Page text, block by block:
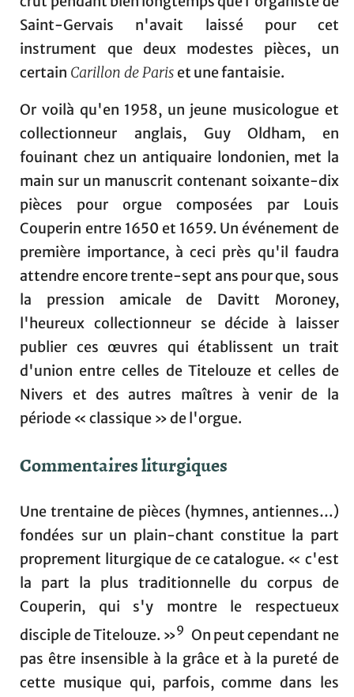
Saint-Gervais n'avait laissé pour cet
instrument que deux modestes pièces, un
certain Carillon de Paris et une fantaisie.
Or voilà qu'en 1958, un jeune musicologue et
collectionneur anglais, Guy Oldham, en
fouinant chez un antiquaire londonien, met la
main sur un manuscrit contenant soixante-dix
pièces pour orgue composées par Louis
Couperin entre 1650 et 1659. Un événement de
première importance, à ceci près qu'il faudra
attendre encore trente-sept ans pour que, sous
la pression amicale de Davitt Moroney,
l'heureux collectionneur se décide à laisser
publier ces œuvres qui établissent un trait
d'union entre celles de Titelouze et celles de
Nivers et des autres maîtres à venir de la
période « classique » de l'orgue.
Commentaires liturgiques
Une trentaine de pièces (hymnes, antiennes…)
fondées sur un plain-chant constitue la part
proprement liturgique de ce catalogue. « c'est
la part la plus traditionnelle du corpus de
Couperin, qui s'y montre le respectueux
disciple de Titelouze. »9 On peut cependant ne
pas être insensible à la grâce et à la pureté de
cette musique qui, parfois, comme dans les